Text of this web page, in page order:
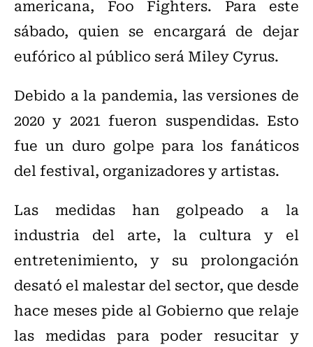
americana, Foo Fighters. Para este
sábado, quien se encargará de dejar
eufórico al público será Miley Cyrus.
Debido a la pandemia, las versiones de
2020 y 2021 fueron suspendidas. Esto
fue un duro golpe para los fanáticos
del festival, organizadores y artistas.
Las medidas han golpeado a la
industria del arte, la cultura y el
entretenimiento, y su prolongación
desató el malestar del sector, que desde
hace meses pide al Gobierno que relaje
las medidas para poder resucitar y